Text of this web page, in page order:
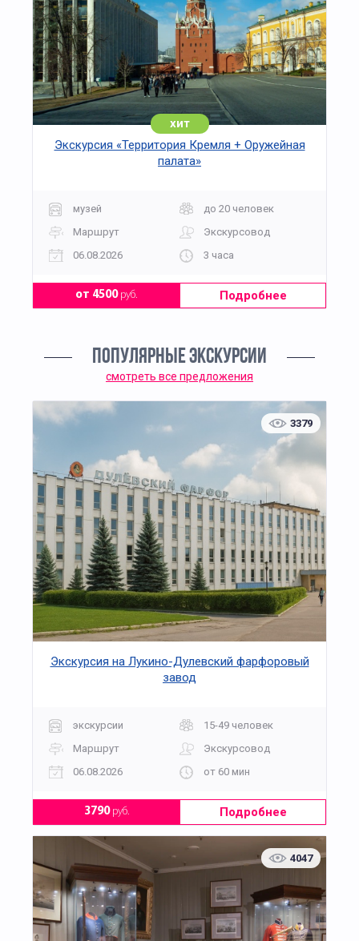
хит
Экскурсия «Территория Кремля + Оружейная
палата»
музей
до 20 человек
Маршрут
Экскурсовод
06.08.2026
3 часа
от 4500руб. Подробнее
ПОПУЛЯРНЫЕ ЭКСКУРСИИ
смотреть все предложения
3379
Экскурсия на Лукино-Дулевский фарфоровый
завод
экскурсии
15-49 человек
Маршрут
Экскурсовод
06.08.2026
от 60 мин
3790руб. Подробнее
4047